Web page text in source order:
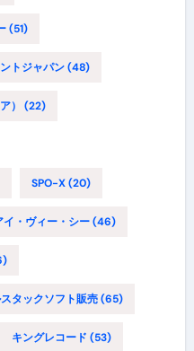
(51)
トジャパン(48)
） (22)
SPO-X(20)
イ・ヴィー・シー(46)
タックソフト販売(65)
キングレコード (53)